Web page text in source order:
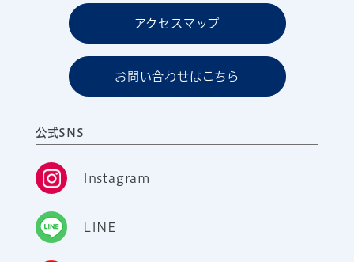
アクセスマップ
お問い合わせはこちら
公式SNS
Instagram
LINE